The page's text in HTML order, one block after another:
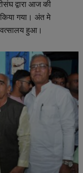
द्वारा आज की
किया गया। अंत मे
हुआ।